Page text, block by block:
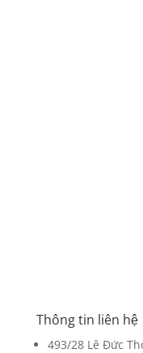
Thông tin liên hệ
493/28 Lê Đức